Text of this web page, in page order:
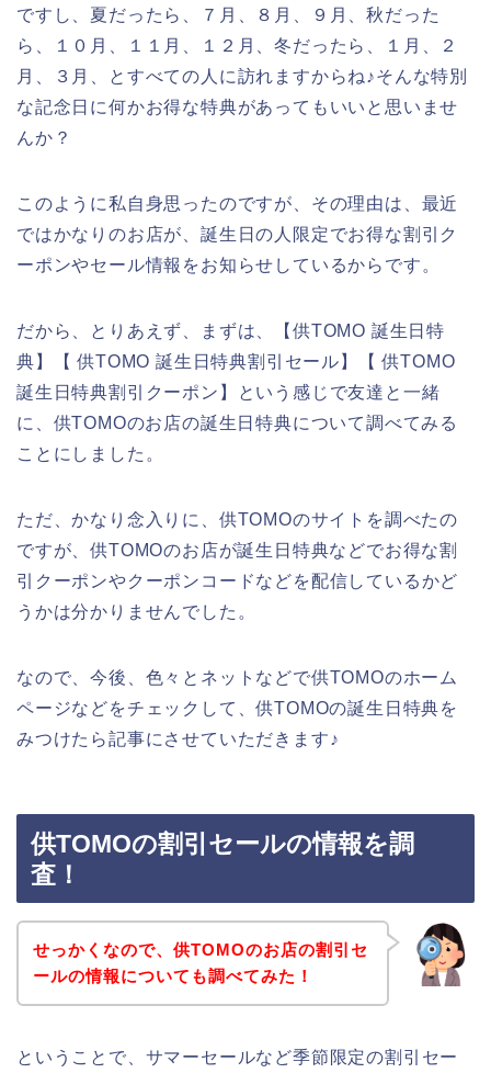
ですし、夏だったら、７月、８月、９月、秋だった
ら、１０月、１１月、１２月、冬だったら、１月、２
月、３月、とすべての人に訪れますからね♪そんな特別
な記念日に何かお得な特典があってもいいと思いませ
んか？
このように私自身思ったのですが、その理由は、最近
ではかなりのお店が、誕生日の人限定でお得な割引ク
ーポンやセール情報をお知らせしているからです。
だから、とりあえず、まずは、【供TOMO 誕生日特
典】【 供TOMO 誕生日特典割引セール】【 供TOMO
誕生日特典割引クーポン】という感じで友達と一緒
に、供TOMOのお店の誕生日特典について調べてみる
ことにしました。
ただ、かなり念入りに、供TOMOのサイトを調べたの
ですが、供TOMOのお店が誕生日特典などでお得な割
引クーポンやクーポンコードなどを配信しているかど
うかは分かりませんでした。
なので、今後、色々とネットなどで供TOMOのホーム
ページなどをチェックして、供TOMOの誕生日特典を
みつけたら記事にさせていただきます♪
供TOMOの割引セールの情報を調
査！
せっかくなので、供TOMOのお店の割引セ
ールの情報についても調べてみた！
ということで、サマーセールなど季節限定の割引セー